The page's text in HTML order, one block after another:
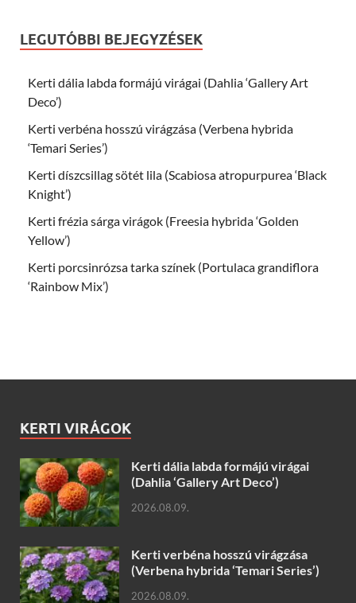
LEGUTÓBBI BEJEGYZÉSEK
Kerti dália labda formájú virágai (Dahlia ‘Gallery Art
Deco’)
Kerti verbéna hosszú virágzása (Verbena hybrida
‘Temari Series’)
Kerti díszcsillag sötét lila (Scabiosa atropurpurea ‘Black
Knight’)
Kerti frézia sárga virágok (Freesia hybrida ‘Golden
Yellow’)
Kerti porcsinrózsa tarka színek (Portulaca grandiflora
‘Rainbow Mix’)
KERTI VIRÁGOK
Kerti dália labda formájú virágai
(Dahlia ‘Gallery Art Deco’)
2026.08.09.
Kerti verbéna hosszú virágzása
(Verbena hybrida ‘Temari Series’)
2026.08.09.